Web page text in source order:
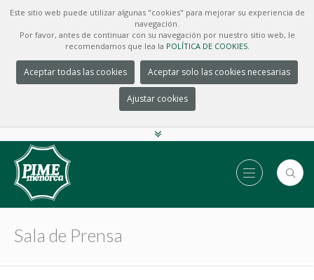
Este sitio web puede utilizar algunas "cookies" para mejorar su experiencia de
navegación.
Por favor, antes de continuar con su navegación por nuestro sitio web, le
recomendamos que lea la POLÍTICA DE COOKIES.
Aceptar todas las cookies Aceptar solo las cookies necesarias
Ajustar cookies
Sala de Prensa